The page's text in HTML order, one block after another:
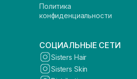
Политика
конфиденциальности
СОЦИАЛЬНЫЕ СЕТИ
Sisters Hair
Sisters Skin